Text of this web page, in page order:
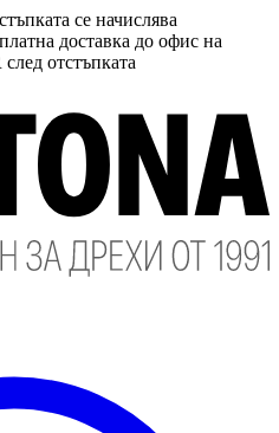
се начислява
доставка до офис на
отстъпката